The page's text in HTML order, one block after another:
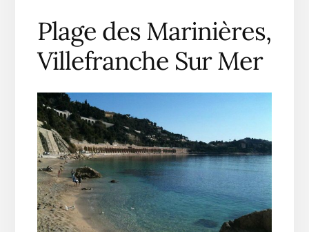
Plage des Marinières,
Villefranche Sur Mer